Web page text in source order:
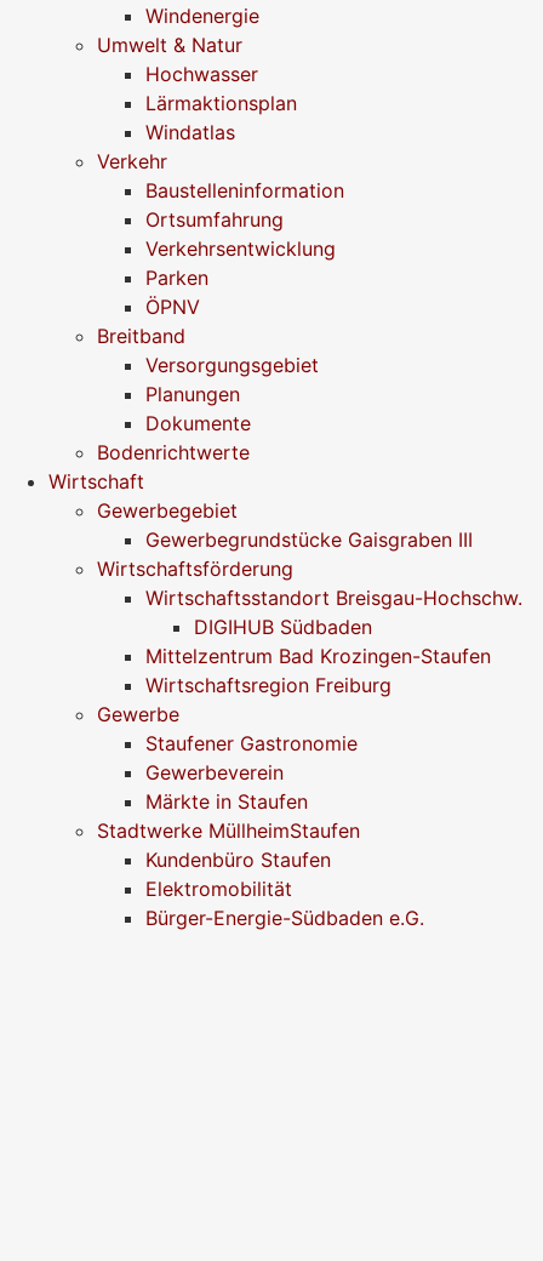
Windenergie
Umwelt & Natur
Hochwasser
Lärmaktionsplan
Windatlas
Verkehr
Baustelleninformation
Ortsumfahrung
Verkehrsentwicklung
Parken
ÖPNV
Breitband
Versorgungsgebiet
Planungen
Dokumente
Bodenrichtwerte
Wirtschaft
Gewerbegebiet
Gewerbegrundstücke Gaisgraben III
Wirtschaftsförderung
Wirtschaftsstandort Breisgau-Hochschw.
DIGIHUB Südbaden
Mittelzentrum Bad Krozingen-Staufen
Wirtschaftsregion Freiburg
Gewerbe
Staufener Gastronomie
Gewerbeverein
Märkte in Staufen
Stadtwerke MüllheimStaufen
Kundenbüro Staufen
Elektromobilität
Bürger-Energie-Südbaden e.G.